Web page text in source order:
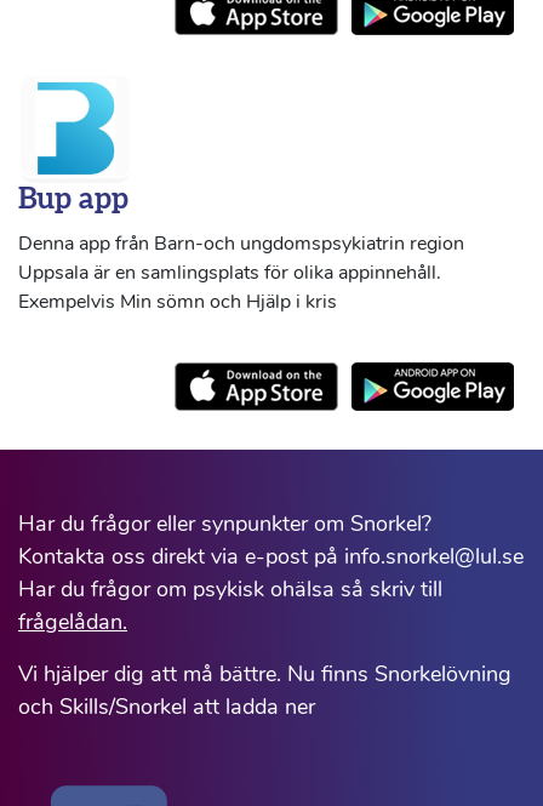
Bup app
Denna app från Barn-och ungdomspsykiatrin region
Uppsala är en samlingsplats för olika appinnehåll.
Exempelvis Min sömn och Hjälp i kris
Har du frågor eller synpunkter om Snorkel?
Kontakta oss direkt via e-post på info.snorkel@lul.se
Har du frågor om psykisk ohälsa så skriv till
frågelådan.
Vi hjälper dig att må bättre. Nu finns Snorkelövning
och Skills/Snorkel att ladda ner